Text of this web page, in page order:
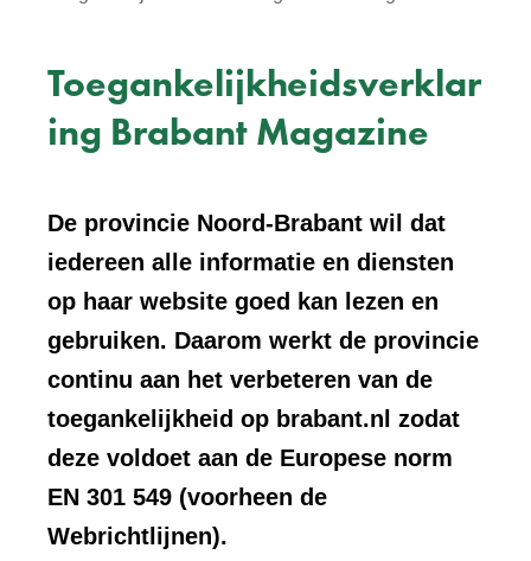
Toegankelijkheidsverklar
ing Brabant Magazine
De provincie Noord-Brabant wil dat
iedereen alle informatie en diensten
op haar website goed kan lezen en
gebruiken. Daarom werkt de provincie
continu aan het verbeteren van de
toegankelijkheid op brabant.nl zodat
deze voldoet aan de Europese norm
EN 301 549 (voorheen de
Webrichtlijnen).